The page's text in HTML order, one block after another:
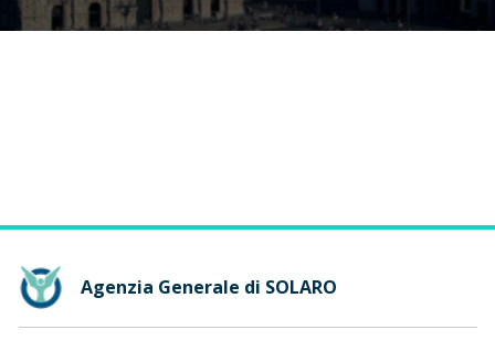
Agenzia Generale di SOLARO